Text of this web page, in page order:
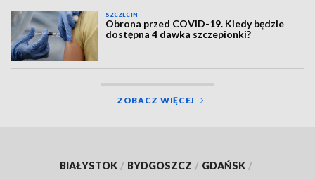
SZCZECIN
Obrona przed COVID-19. Kiedy będzie
dostępna 4 dawka szczepionki?
ZOBACZ WIĘCEJ
BIAŁYSTOK / BYDGOSZCZ / GDAŃSK /